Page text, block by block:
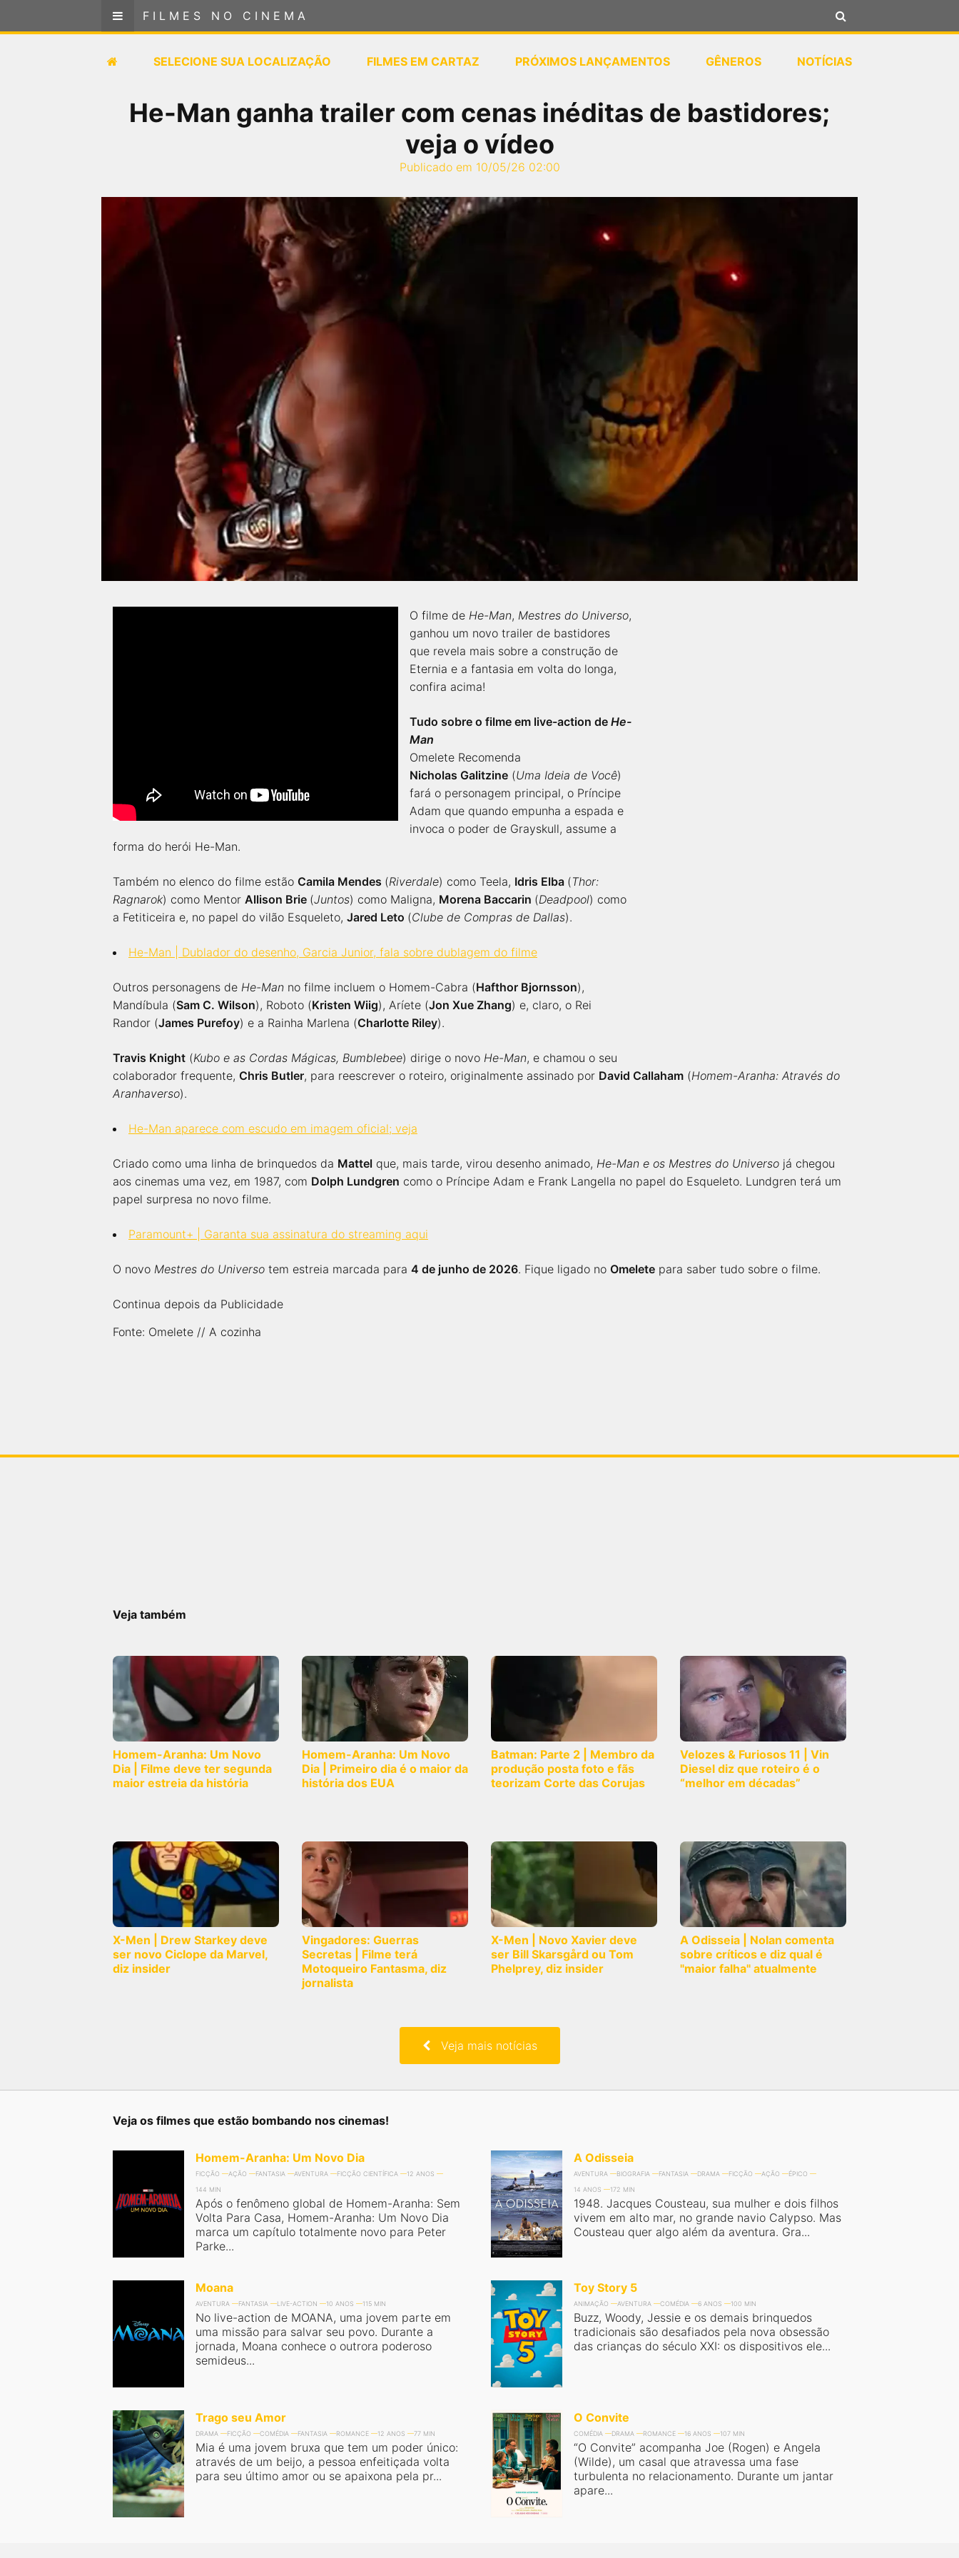
FILMES NO CINEMA
SELECIONE SUA LOCALIZAÇÃO FILMES EM CARTAZ PRÓXIMOS LANÇAMENTOS GÊNEROS NOTÍCIAS
He-Man ganha trailer com cenas inéditas de bastidores;
veja o vídeo
Publicado em 10/05/26 02:00
O filme de He-Man, Mestres do Universo,
ganhou um novo trailer de bastidores
que revela mais sobre a construção de
Eternia e a fantasia em volta do longa,
confira acima!
Tudo sobre o filme em live-action de He-
Man
Omelete Recomenda
Nicholas Galitzine (Uma Ideia de Você)
fará o personagem principal, o Príncipe
Adam que quando empunha a espada e
invoca o poder de Grayskull, assume a
forma do herói He-Man.
Também no elenco do filme estão Camila Mendes (Riverdale) como Teela, Idris Elba (Thor:
Ragnarok) como Mentor Allison Brie (Juntos) como Maligna, Morena Baccarin (Deadpool) como
a Fetiticeira e, no papel do vilão Esqueleto, Jared Leto (Clube de Compras de Dallas).
He-Man | Dublador do desenho, Garcia Junior, fala sobre dublagem do filme
Outros personagens de He-Man no filme incluem o Homem-Cabra (Hafthor Bjornsson),
Mandíbula (Sam C. Wilson), Roboto (Kristen Wiig), Aríete (Jon Xue Zhang) e, claro, o Rei
Randor (James Purefoy) e a Rainha Marlena (Charlotte Riley).
Travis Knight (Kubo e as Cordas Mágicas, Bumblebee) dirige o novo He-Man, e chamou o seu
colaborador frequente, Chris Butler, para reescrever o roteiro, originalmente assinado por David Callaham (Homem-Aranha: Através do
Aranhaverso).
He-Man aparece com escudo em imagem oficial; veja
Criado como uma linha de brinquedos da Mattel que, mais tarde, virou desenho animado, He-Man e os Mestres do Universo já chegou
aos cinemas uma vez, em 1987, com Dolph Lundgren como o Príncipe Adam e Frank Langella no papel do Esqueleto. Lundgren terá um
papel surpresa no novo filme.
Paramount+ | Garanta sua assinatura do streaming aqui
O novo Mestres do Universo tem estreia marcada para 4 de junho de 2026. Fique ligado no Omelete para saber tudo sobre o filme.
Continua depois da Publicidade
Fonte: Omelete // A cozinha
Veja também
Homem-Aranha: Um Novo
Dia | Filme deve ter segunda
maior estreia da história
Homem-Aranha: Um Novo
Dia | Primeiro dia é o maior da
história dos EUA
Batman: Parte 2 | Membro da
produção posta foto e fãs
teorizam Corte das Corujas
Velozes & Furiosos 11 | Vin
Diesel diz que roteiro é o
“melhor em décadas”
X-Men | Drew Starkey deve
ser novo Ciclope da Marvel,
diz insider
Vingadores: Guerras
Secretas | Filme terá
Motoqueiro Fantasma, diz
jornalista
X-Men | Novo Xavier deve
ser Bill Skarsgård ou Tom
Phelprey, diz insider
A Odisseia | Nolan comenta
sobre críticos e diz qual é
"maior falha" atualmente
Veja mais notícias
Veja os filmes que estão bombando nos cinemas!
Homem-Aranha: Um Novo Dia
FICÇÃO AÇÃO FANTASIA AVENTURA FICÇÃO CIENTÍFICA
12 ANOS
144 MIN
Após o fenômeno global de Homem-Aranha: Sem
Volta Para Casa, Homem-Aranha: Um Novo Dia
marca um capítulo totalmente novo para Peter
Parke...
A Odisseia
AVENTURA BIOGRAFIA FANTASIA DRAMA FICÇÃO AÇÃO
ÉPICO
14 ANOS
172 MIN
1948. Jacques Cousteau, sua mulher e dois filhos
vivem em alto mar, no grande navio Calypso. Mas
Cousteau quer algo além da aventura. Gra...
Moana
AVENTURA FANTASIA LIVE-ACTION 10 ANOS 115 MIN
No live-action de MOANA, uma jovem parte em
uma missão para salvar seu povo. Durante a
jornada, Moana conhece o outrora poderoso
semideus...
Toy Story 5
ANIMAÇÃO AVENTURA COMÉDIA 6 ANOS 100 MIN
Buzz, Woody, Jessie e os demais brinquedos
tradicionais são desafiados pela nova obsessão
das crianças do século XXI: os dispositivos ele...
Trago seu Amor
DRAMA FICÇÃO COMÉDIA FANTASIA ROMANCE 12 ANOS 77 MIN
Mia é uma jovem bruxa que tem um poder único:
através de um beijo, a pessoa enfeitiçada volta
para seu último amor ou se apaixona pela pr...
O Convite
COMÉDIA DRAMA ROMANCE 16 ANOS 107 MIN
“O Convite” acompanha Joe (Rogen) e Angela
(Wilde), um casal que atravessa uma fase
turbulenta no relacionamento. Durante um jantar
apare...
FILMES NO CINEMA
SELECIONE SUA LOCALIZAÇÃO
brasileiro. Você pode também acessar informações
sobre cinemas, horários, assistir aos trailers e muito